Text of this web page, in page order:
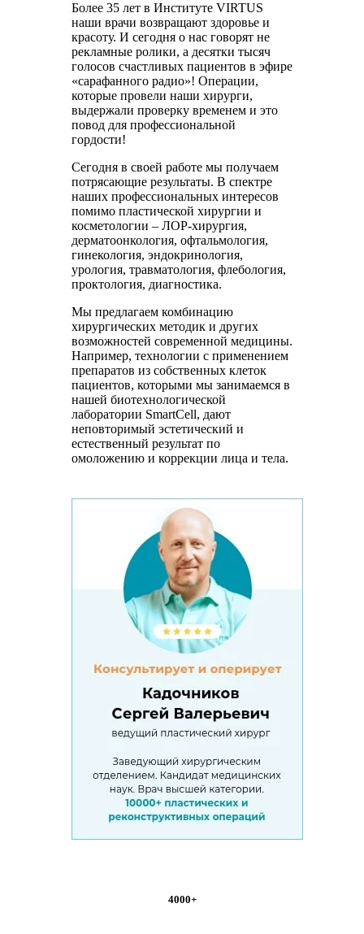
Более 35 лет в Институте VIRTUS
наши врачи возвращают здоровье и
красоту. И сегодня о нас говорят не
рекламные ролики, а десятки тысяч
голосов счастливых пациентов в эфире
«сарафанного радио»! Операции,
которые провели наши хирурги,
выдержали проверку временем и это
повод для профессиональной
гордости!
Сегодня в своей работе мы получаем
потрясающие результаты. В спектре
наших профессиональных интересов
помимо пластической хирургии и
косметологии – ЛОР-хирургия,
дерматоонкология, офтальмология,
гинекология, эндокринология,
урология, травматология, флебология,
проктология, диагностика.
Мы предлагаем комбинацию
хирургических методик и других
возможностей современной медицины.
Например, технологии с применением
препаратов из собственных клеток
пациентов, которыми мы занимаемся в
нашей биотехнологической
лаборатории SmartCell, дают
неповторимый эстетический и
естественный результат по
омоложению и коррекции лица и тела.
4000+